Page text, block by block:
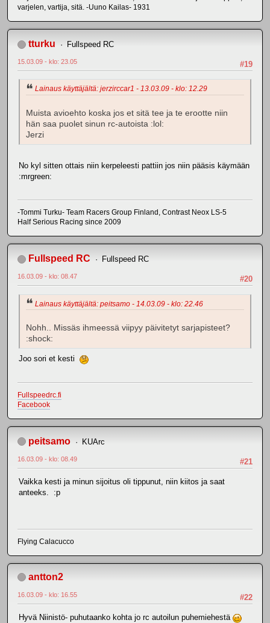
varjelen, vartija, sitä. -Uuno Kailas- 1931
tturku Fullspeed RC
#19
15.03.09 - klo: 23.05
Lainaus käyttäjältä: jerzirccar1 - 13.03.09 - klo: 12.29
Muista avioehto koska jos et sitä tee ja te erootte niin
hän saa puolet sinun rc-autoista :lol:
Jerzi
No kyl sitten ottais niin kerpeleesti pattiin jos niin pääsis käymään
:mrgreen:
-Tommi Turku- Team Racers Group Finland, Contrast Neox LS-5
Half Serious Racing since 2009
Fullspeed RC Fullspeed RC
#20
16.03.09 - klo: 08.47
Lainaus käyttäjältä: peitsamo - 14.03.09 - klo: 22.46
Nohh.. Missäs ihmeessä viipyy päivitetyt sarjapisteet?
:shock:
Joo sori et kesti
Fullspeedrc.fi
Facebook
peitsamo KUArc
#21
16.03.09 - klo: 08.49
Vaikka kesti ja minun sijoitus oli tippunut, niin kiitos ja saat
anteeks. :p
Flying Calacucco
antton2
#22
16.03.09 - klo: 16.55
Hyvä Niinistö- puhutaanko kohta jo rc autoilun puhemiehestä